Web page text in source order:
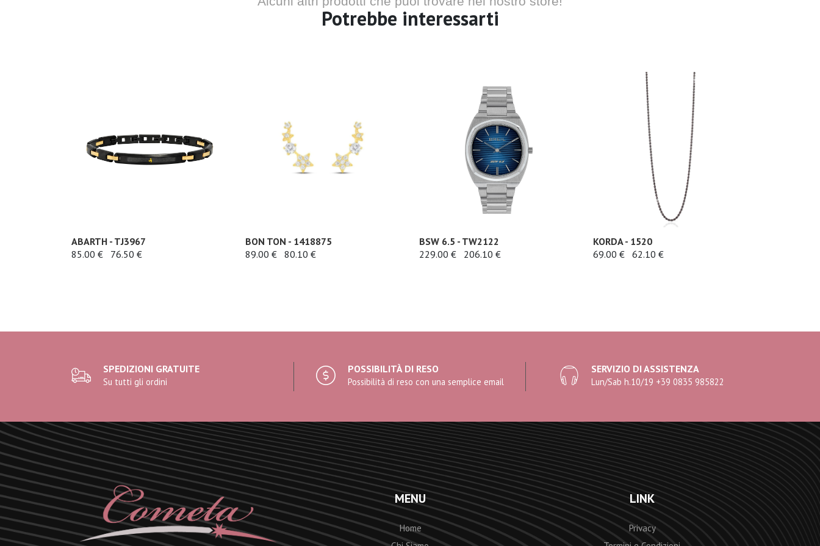
Potrebbe interessarti
ABARTH - TJ3967
85.00 €
76.50 €
BON TON - 1418875
89.00 € 80.10 €
BSW 6.5 - TW2122
229.00 €
206.10 €
KORDA - 1520
69.00 € 62.10 €
SPEDIZIONI GRATUITE
Su tutti gli ordini
POSSIBILITÀ DI RESO
Possibilità di reso con una semplice email
SERVIZIO DI ASSISTENZA
Lun/Sab h.10/19 +39 0835 985822
MENU
Home
LINK
Privacy